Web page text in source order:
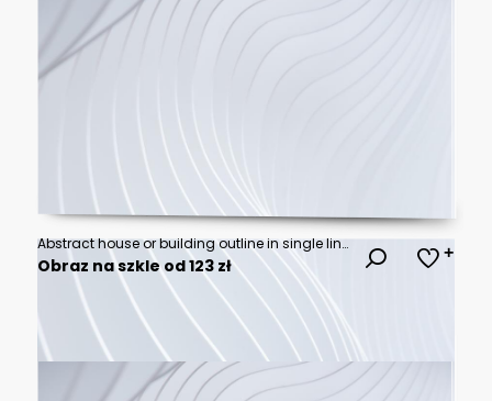
Abstract house or building outline in single line drawing style
Obraz na szkle od 123 zł